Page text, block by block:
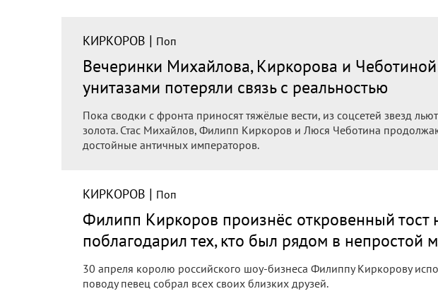
КИРКОРОВ | Поп
Вечеринки Михайлова, Киркорова и
унитазами потеряли связь с реальностью
Пока сводки с фронта приносят тяжёлые вести, из соцсетей звезд
золота. Стас Михайлов, Филипп Киркоров и Люся Чеботина
достойные античных императоров.
КИРКОРОВ | Поп
Филипп Киркоров произнёс откровенный тост
поблагодарил тех, кто был рядом в непростой
30 апреля королю российского шоу-бизнеса Филиппу Киркорову
поводу певец собрал всех своих близких друзей.